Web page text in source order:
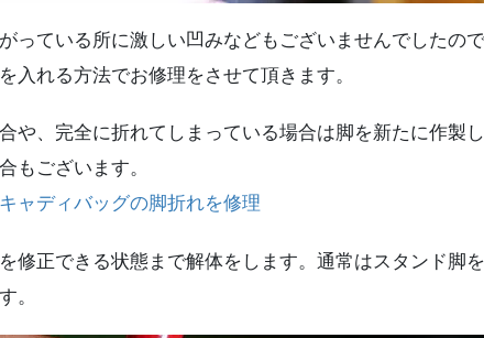
っている所に激しい凹みなどもございませんでしたの
入れる方法でお修理をさせて頂きます。
や、完全に折れてしまっている場合は脚を新たに作製
もございます。
ャディバッグの脚折れを修理
修正できる状態まで解体をします。通常はスタンド脚
。